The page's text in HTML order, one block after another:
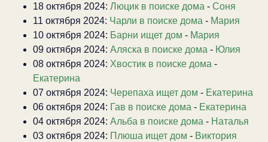
18 октября 2024: Люцик в поиске дома - Соня
11 октября 2024: Чарли в поиске дома - Мария
10 октября 2024: Барни ищет дом - Мария
09 октября 2024: Аляска в поиске дома - Юлия
08 октября 2024: Хвостик в поиске дома -
Екатерина
07 октября 2024: Черепаха ищет дом - Екатерина
06 октября 2024: Гав в поиске дома - Екатерина
04 октября 2024: Альба в поиске дома - Наталья
03 октября 2024: Плюша ищет дом - Виктория